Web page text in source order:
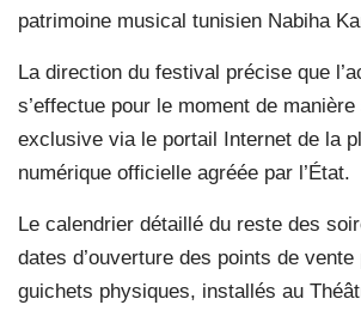
patrimoine musical tunisien Nabiha
La direction du festival précise que
s’effectue pour le moment de
exclusive via le portail Internet de la
numérique officielle agréée par l’État.
Le calendrier détaillé du reste des
dates d’ouverture des points de
guichets physiques, installés au